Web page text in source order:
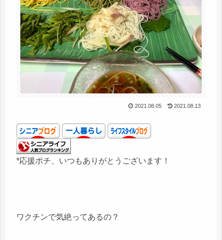
2021.08.05 2021.08.13
*応援ポチ、いつもありがとうございます！
ワクチンで気絶ってあるの？